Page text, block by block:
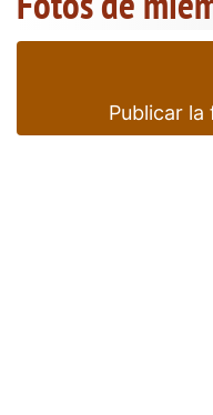
Publicar